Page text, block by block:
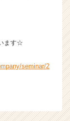
ます☆
seminar/2